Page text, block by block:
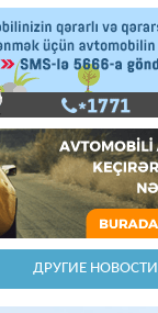
ДРУГИЕ НОВОСТИ